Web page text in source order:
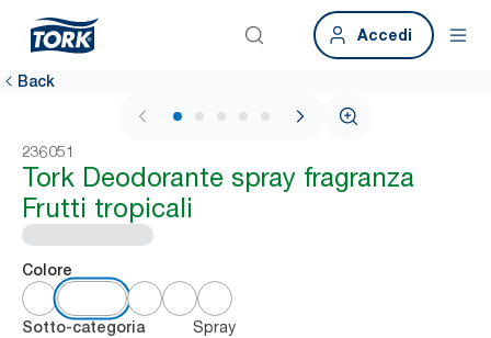
Accedi
Back
1 / 6
236051
Tork Deodorante spray fragranza
Frutti tropicali
Colore
Sotto-categoria Spray